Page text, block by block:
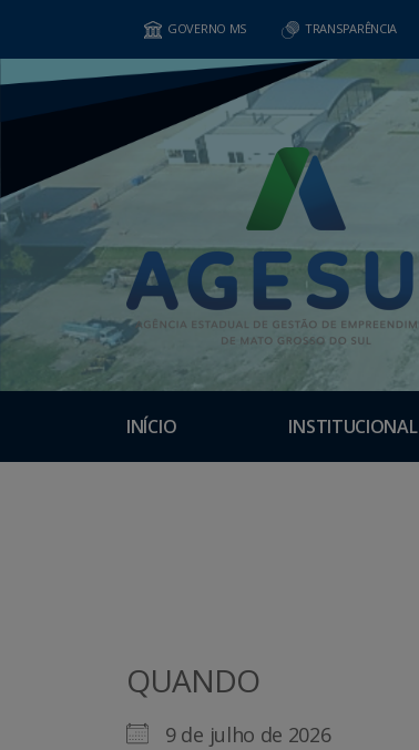
GOVERNO MS TRANSPARÊNCIA
INÍCIO INSTITUCIONAL
QUANDO
9 de julho de 2026